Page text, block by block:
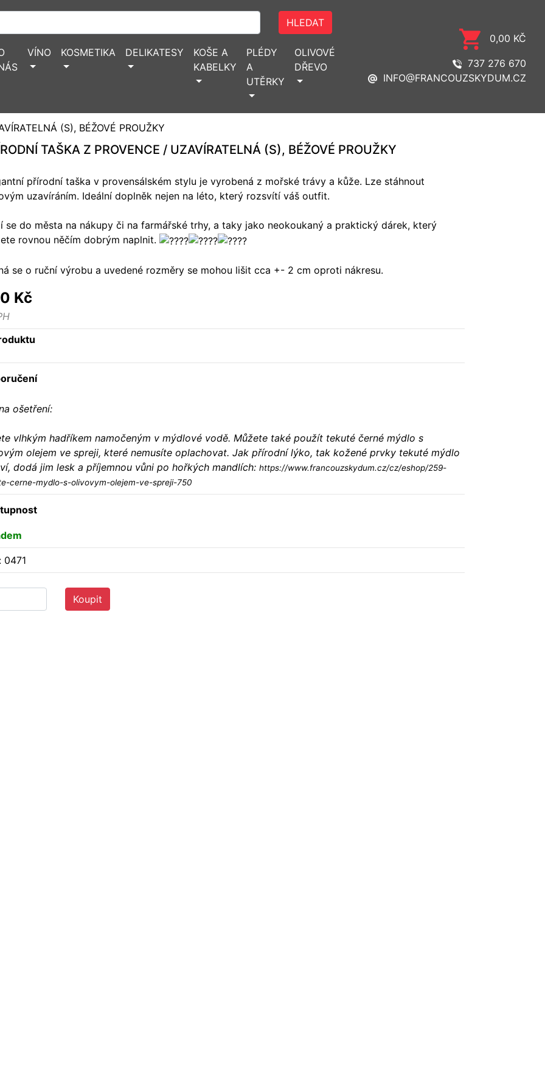
HLEDAT
VÍNO KOSMETIKA DELIKATESY
KOŠE A
KABELKY
PLÉDY
A
UTĚRKY
OLIVOVÉ
DŘEVO
0,00 KČ
737 276 670
INFO@FRANCOUZSKYDUM.CZ
(S), BÉŽOVÉ PROUŽKY
TAŠKA Z PROVENCE / UZAVÍRATELNÁ (S), BÉŽOVÉ PROUŽKY
přírodní taška v provensálském stylu je vyrobená z mořské trávy a kůže. Lze stáhnout
uzavíráním. Ideální doplněk nejen na léto, který rozsvítí váš outfit.
se do města na nákupy či na farmářské trhy, a taky jako neokoukaný a praktický dárek, který
rovnou něčím dobrým naplnit.
se o ruční výrobu a uvedené rozměry se mohou lišit cca +- 2 cm oproti nákresu.
Kč
ošetření:
vlhkým hadříkem namočeným v mýdlové vodě. Můžete také použít tekuté černé mýdlo s
olejem ve spreji, které nemusíte oplachovat. Jak přírodní lýko, tak kožené prvky tekuté mýdlo
dodá jim lesk a příjemnou vůni po hořkých mandlích: https://www.francouzskydum.cz/cz/eshop/259-
cerne-mydlo-s-olivovym-olejem-ve-spreji-750
0471
Koupit